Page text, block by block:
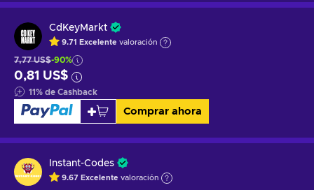
CdKeyMarkt
9.71 Excelente valoración
7,77 US$-90%
0,81 US$
11% de Cashback
Comprar ahora
Instant-Codes
9.67 Excelente valoración